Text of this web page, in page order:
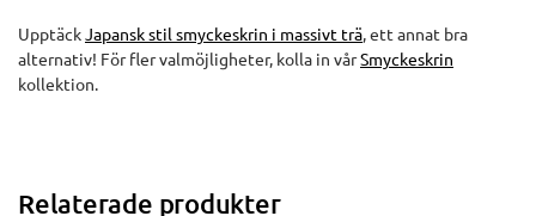
UpptäckJapansk stil smyckeskrin i massivt trä, ett annat bra
alternativ! För fler valmöjligheter, kolla in vårSmyckeskrin
kollektion.
Relaterade produkter